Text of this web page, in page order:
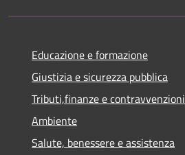
Educazione e formazione
Giustizia e sicurezza pubblica
Tributi,finanze e contravvenzioni
Ambiente
Salute, benessere e assistenza